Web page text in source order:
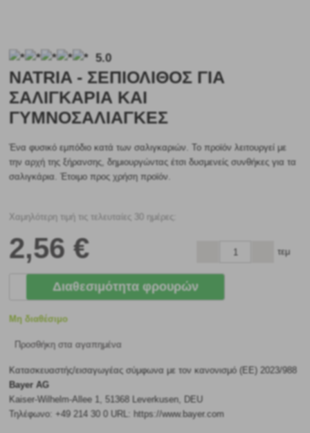
5.0
NATRIA - ΣΕΠΙΌΛΙΘΟΣ ΓΙΑ
ΣΑΛΙΓΚΆΡΙΑ ΚΑΙ
ΓΥΜΝΟΣΆΛΙΑΓΚΕΣ
Ένα φυσικό εμπόδιο κατά των σαλιγκαριών. Το προϊόν λειτουργεί με
την αρχή της ξήρανσης, δημιουργώντας έτσι δυσμενείς συνθήκες για τα
σαλιγκάρια. Έτοιμο προς χρήση προϊόν.
Χαμηλότερη τιμή τις τελευταίες 30 ημέρες:
2,56 € τεμ
Διαθεσιμότητα φρουρών
Μη διαθέσιμο
Προσθήκη στα αγαπημένα
Κατασκευαστής/εισαγωγέας σύμφωνα με τον κανονισμό (ΕΕ) 2023/988
Bayer AG
Kaiser-Wilhelm-Allee 1, 51368 Leverkusen, DEU
Τηλέφωνο: +49 214 30 0 URL: https://www.bayer.com